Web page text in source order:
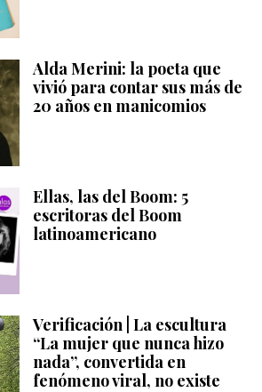
Alda Merini: la poeta que
vivió para contar sus más de
20 años en manicomios
Ellas, las del Boom: 5
escritoras del Boom
latinoamericano
Verificación | La escultura
“La mujer que nunca hizo
nada”, convertida en
fenómeno viral, no existe